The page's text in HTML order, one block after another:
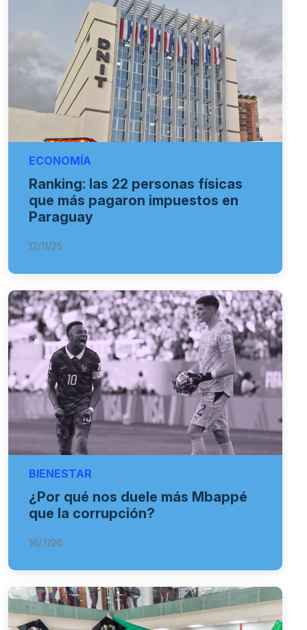
ECONOMÍA
Ranking: las 22 personas físicas
que más pagaron impuestos en
Paraguay
12/11/25
BIENESTAR
¿Por qué nos duele más Mbappé
que la corrupción?
16/7/26